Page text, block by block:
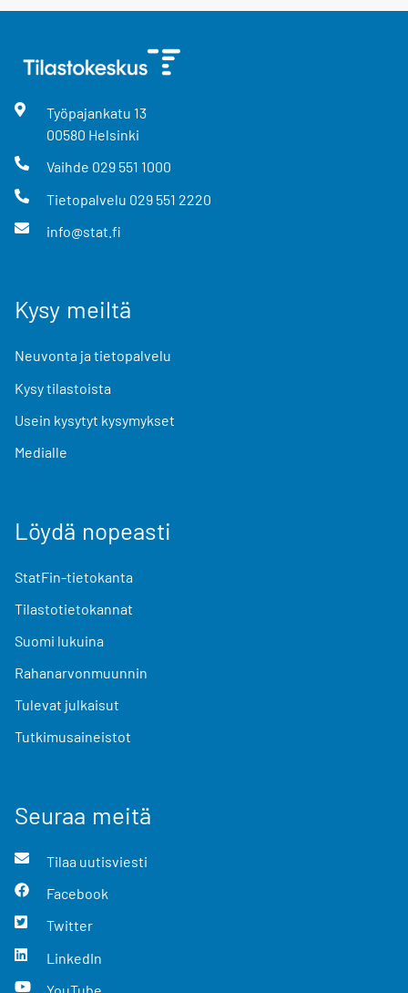
Työpajankatu 13
00580 Helsinki
Vaihde 029 551 1000
Tietopalvelu 029 551 2220
info@stat.fi
Kysy meiltä
Neuvonta ja tietopalvelu
Kysy tilastoista
Usein kysytyt kysymykset
Medialle
Löydä nopeasti
StatFin-tietokanta
Tilastotietokannat
Suomi lukuina
Rahanarvonmuunnin
Tulevat julkaisut
Tutkimusaineistot
Seuraa meitä
Tilaa uutisviesti
Facebook
Twitter
LinkedIn